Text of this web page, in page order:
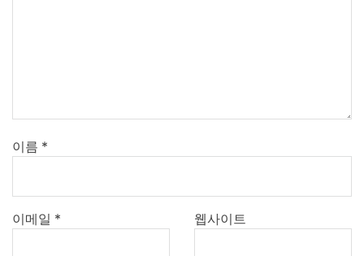
이름 *
이메일 * 웹사이트